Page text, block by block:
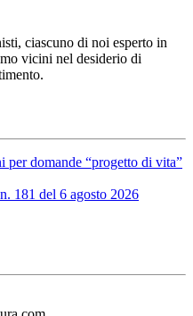
ciascuno di noi esperto in
vicini nel desiderio di
domande “progetto di vita”
181 del 6 agosto 2026